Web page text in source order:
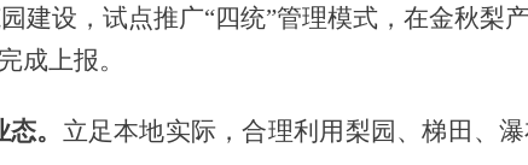
建设，试点推广“四统”管理模式，在金秋梨
成上报。
。 立足本地实际，合理利用梨园、梯田、